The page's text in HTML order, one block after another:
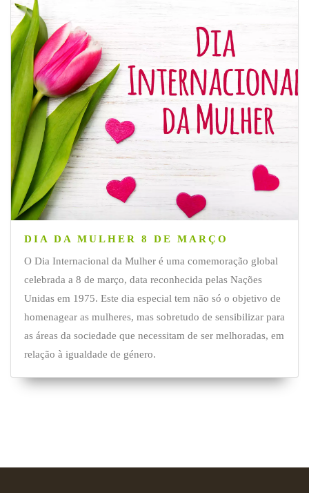
DIA DA MULHER 8 DE MARÇO
O Dia Internacional da Mulher é uma comemoração global
celebrada a 8 de março, data reconhecida pelas Nações
Unidas em 1975. Este dia especial tem não só o objetivo de
homenagear as mulheres, mas sobretudo de sensibilizar para
as áreas da sociedade que necessitam de ser melhoradas, em
relação à igualdade de género.